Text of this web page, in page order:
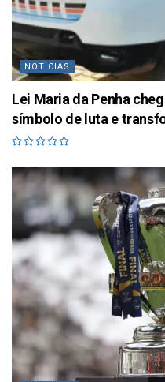
NOTÍCIAS
Lei Maria da Penha
símbolo de luta e